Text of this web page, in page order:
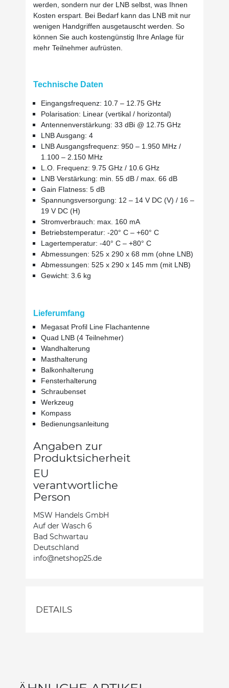
werden, sondern nur der LNB selbst, was Ihnen
Kosten erspart. Bei Bedarf kann das LNB mit nur
wenigen Handgriffen ausgetauscht werden. So
können Sie auch kostengünstig Ihre Anlage für
mehr Teilnehmer aufrüsten.
Technische Daten
Eingangsfrequenz: 10.7 – 12.75 GHz
Polarisation: Linear (vertikal / horizontal)
Antennenverstärkung: 33 dBi @ 12.75 GHz
LNB Ausgang: 4
LNB Ausgangsfrequenz: 950 – 1.950 MHz /
1.100 – 2.150 MHz
L.O. Frequenz: 9.75 GHz / 10.6 GHz
LNB Verstärkung: min. 55 dB / max. 66 dB
Gain Flatness: 5 dB
Spannungsversorgung: 12 – 14 V DC (V) / 16 –
19 V DC (H)
Stromverbrauch: max. 160 mA
Betriebstemperatur: -20° C – +60° C
Lagertemperatur: -40° C – +80° C
Abmessungen: 525 x 290 x 68 mm (ohne LNB)
Abmessungen: 525 x 290 x 145 mm (mit LNB)
Gewicht: 3.6 kg
Lieferumfang
Megasat Profil Line Flachantenne
Quad LNB (4 Teilnehmer)
Wandhalterung
Masthalterung
Balkonhalterung
Fensterhalterung
Schraubenset
Werkzeug
Kompass
Bedienungsanleitung
Angaben zur
Produktsicherheit
EU
verantwortliche
Person
MSW Handels GmbH
Auf der Wasch 6
Bad Schwartau
Deutschland
info@netshop25.de
DETAILS